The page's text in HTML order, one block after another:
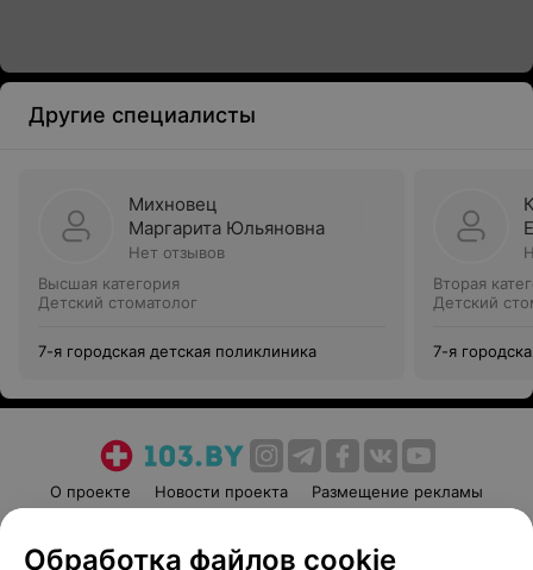
Другие специалисты
Михновец
Маргарита Юльяновна
Нет отзывов
Высшая категория
Детский стоматолог
7-я городская детская поликлиника
Вторая
Детский
7-я
О проекте Новости проекта
Размещение рекламы
Пользовательское соглашение
Способы оплаты
Обработка файлов cookie